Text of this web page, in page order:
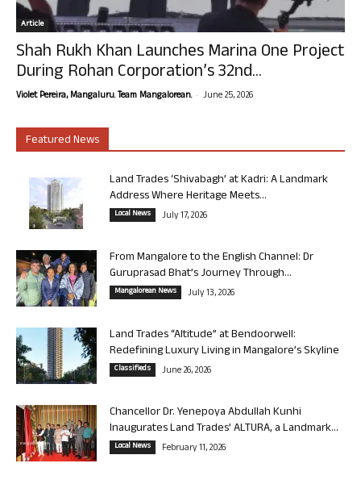
Article
Shah Rukh Khan Launches Marina One Project
During Rohan Corporation’s 32nd...
Violet Pereira, Mangaluru. Team Mangalorean. - June 25, 2026
Featured News
Land Trades ‘Shivabagh’ at Kadri: A Landmark
Address Where Heritage Meets...
Local News July 17, 2026
From Mangalore to the English Channel: Dr
Guruprasad Bhat’s Journey Through...
Mangalorean News July 13, 2026
Land Trades “Altitude” at Bendoorwell:
Redefining Luxury Living in Mangalore’s Skyline
Classifieds June 26, 2026
Chancellor Dr. Yenepoya Abdullah Kunhi
Inaugurates Land Trades’ ALTURA, a Landmark...
Local News February 11, 2026